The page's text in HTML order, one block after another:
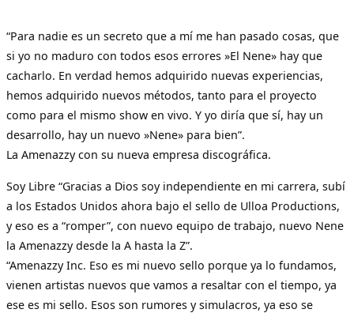
“Para nadie es un secreto que a mí me han pasado cosas, que
si yo no maduro con todos esos errores »El Nene» hay que
cacharlo. En verdad hemos adquirido nuevas experiencias,
hemos adquirido nuevos métodos, tanto para el proyecto
como para el mismo show en vivo. Y yo diría que sí, hay un
desarrollo, hay un nuevo »Nene» para bien”.
La Amenazzy con su nueva empresa discográfica.
Soy Libre “Gracias a Dios soy independiente en mi carrera, subí
a los Estados Unidos ahora bajo el sello de Ulloa Productions,
y eso es a “romper”, con nuevo equipo de trabajo, nuevo Nene
la Amenazzy desde la A hasta la Z”.
“Amenazzy Inc. Eso es mi nuevo sello porque ya lo fundamos,
vienen artistas nuevos que vamos a resaltar con el tiempo, ya
ese es mi sello. Esos son rumores y simulacros, ya eso se